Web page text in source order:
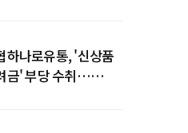
하나로유통, '신상품
금' 부당 수취…